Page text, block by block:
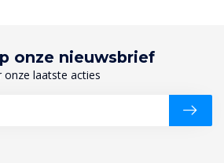
onze nieuwsbrief
laatste acties